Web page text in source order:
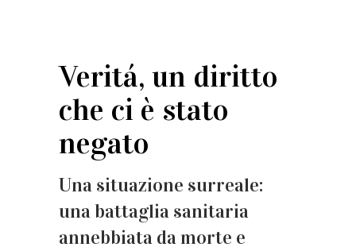
Veritá, un diritto
che ci è stato
negato
Una situazione surreale:
una battaglia sanitaria
annebbiata da morte e